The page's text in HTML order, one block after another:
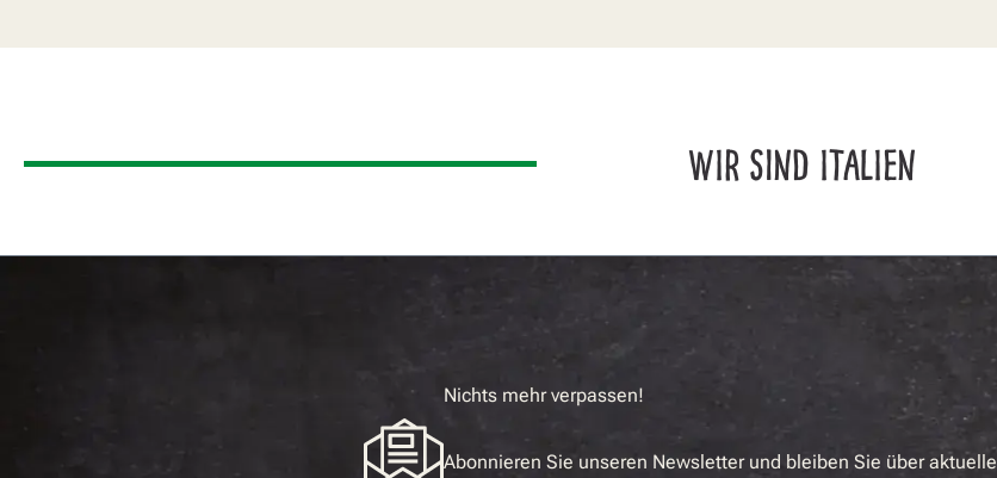
WIR SIND ITALIEN
Nichts mehr verpassen!
Abonnieren Sie unseren Newsletter und bleiben Sie über aktuelle